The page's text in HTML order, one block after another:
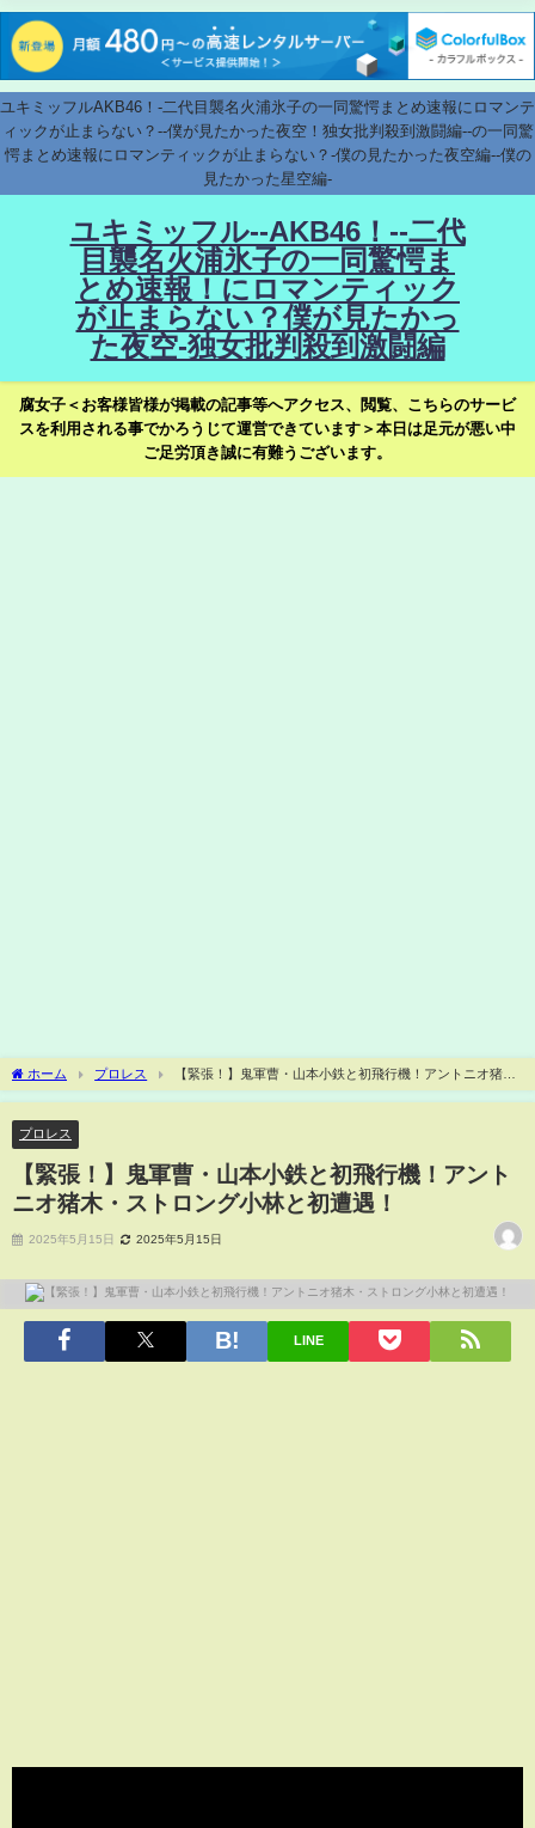
ユキミッフルAKB46！-二代目襲名火浦氷子の一同驚愕まとめ速報にロマンテ
ィックが止まらない？--僕が見たかった夜空！独女批判殺到激闘編--の一同驚
愕まとめ速報にロマンティックが止まらない？-僕の見たかった夜空編--僕の
見たかった星空編-
ユキミッフル--AKB46！--二代
目襲名火浦氷子の一同驚愕ま
とめ速報！にロマンティック
が止まらない？僕が見たかっ
た夜空-独女批判殺到激闘編
腐女子＜お客様皆様が掲載の記事等へアクセス、閲覧、こちらのサービ
スを利用される事でかろうじて運営できています＞本日は足元が悪い中
ご足労頂き誠に有難うございます。
ホーム プロレス
【緊張！】鬼軍曹・山本小鉄と初飛行機！アントニオ猪
木・ストロング小林と初遭遇！
プロレス
【緊張！】鬼軍曹・山本小鉄と初飛行機！アント
ニオ猪木・ストロング小林と初遭遇！
2025年5月15日 2025年5月15日
LINE